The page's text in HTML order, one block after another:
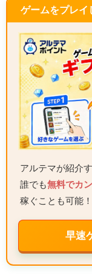
ゲームをプレイ
アルテマが紹介
誰でも無料でカ
稼ぐことも可能！
早速